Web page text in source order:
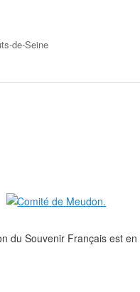
de-Seine
du Souvenir Français est